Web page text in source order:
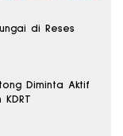
di Reses
Diminta Aktif